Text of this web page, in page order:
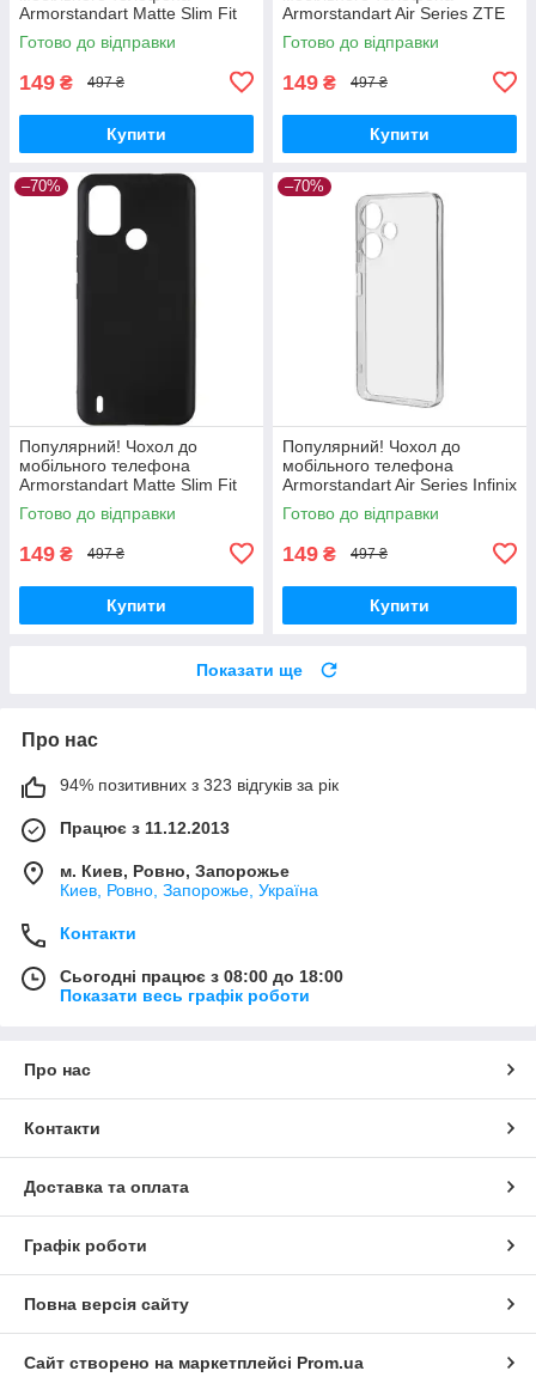
Armorstandart Matte Slim Fit
Honor Magic5 Lite Camera
cover Black (ARM69395) -
Готово до відправки
149 ₴ 497 ₴
Купити
Armorstandart Air Series ZTE
Blade A52 Transparent
(ARM63123) - Краща якість
Готово до відправки
149 ₴ 497 ₴
Купити
–70%
Популярний! Чохол до
мобільного телефона
Armorstandart Matte Slim Fit
Nokia С21 Plus Black
(ARM62194) - Краща якість
Готово до відправки
149 ₴ 497 ₴
Купити
–70%
Популярний! Чохол до
мобільного телефона
Armorstandart Air Series Infinix
Hot 30i (X669) / Hot 30i NFC
(X669D) Camera cover
Готово до відправки
149 ₴ 497 ₴
Купити
Показати ще
Про нас
94% позитивних з 323 відгуків за рік
Працює з 11.12.2013
м. Киев, Ровно, Запорожье
Киев, Ровно, Запорожье, Україна
Контакти
Сьогодні працює з 08:00 до 18:00
Показати весь графік роботи
Про нас
Контакти
Доставка та оплата
Графік роботи
Повна версія сайту
Сайт створено на маркетплейсі Prom.ua